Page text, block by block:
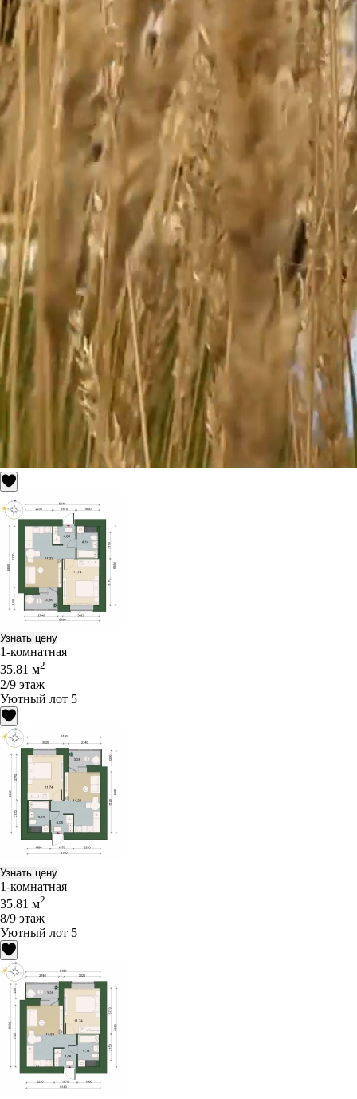
Узнать цену
1-комнатная
35.81 м2
2/9 этаж
Уютный лот 5
Узнать цену
1-комнатная
35.81 м2
8/9 этаж
Уютный лот 5